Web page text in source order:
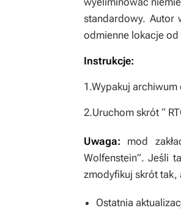
standardowy. Autor
odmienne lokacje
Instrukcje:
1.Wypakuj
2.Uruchom skrót “
Uwaga: mod
Wolfenstein”. Jeśli
zmodyfikuj skrót tak,
Ostatnia